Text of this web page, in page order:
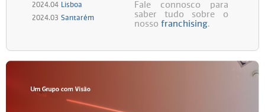
2024.04 Lisboa
2024.03Santarém
Fale connosco para
saber tudo sobre o
nosso franchising.
Vogue